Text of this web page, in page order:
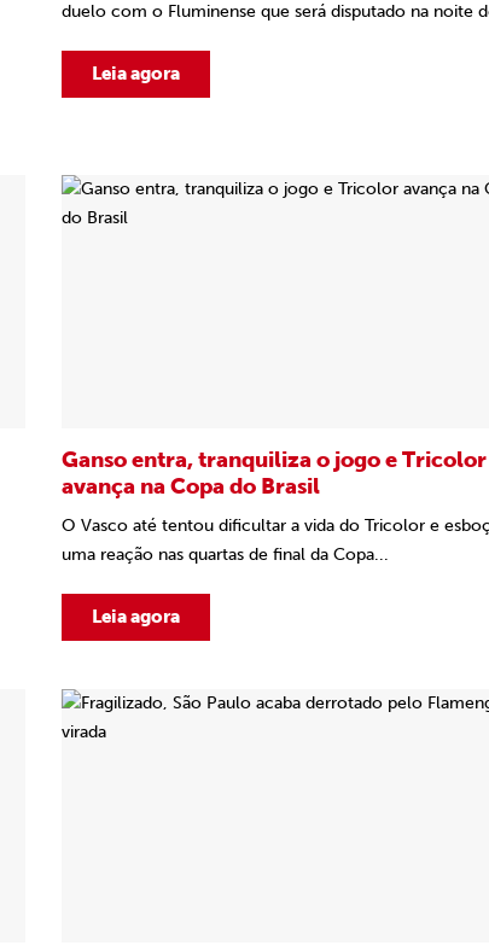
duelo com o Fluminense que será disputado na noite
Leia agora
Ganso entra, tranquiliza o jogo e Tricolor
avança na Copa do Brasil
O Vasco até tentou dificultar a vida do Tricolor e
uma reação nas quartas de final da Copa...
Leia agora